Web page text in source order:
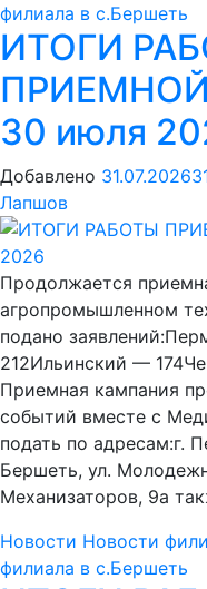
филиала в с.Бершеть
ИТОГИ
30 июля
Добавлено 31.07.2026
Лапшов
Продолжается
агропромышленном
подано
212Ильинский —
Приемная кампания
событий вместе с
подать по адресам:г.
Бершеть, ул.
Механизаторов, 9а
Новости Новости
филиала в с.Бершеть